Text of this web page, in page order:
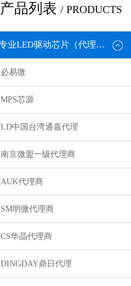
产品列表 / PRODUCTS
专业LED驱动芯片（代理或直销）
必易微
MPS芯源
LD中国台湾通嘉代理
南京微盟一级代理商
AUK代理商
SM明微代理商
CS华晶代理商
DINGDAY鼎日代理